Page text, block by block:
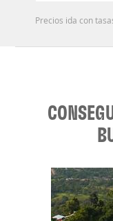
Precios ida con